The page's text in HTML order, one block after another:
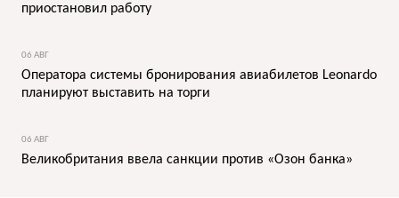
приостановил работу
06 АВГ
Оператора системы бронирования авиабилетов Leonardo
планируют выставить на торги
06 АВГ
Великобритания ввела санкции против «Озон банка»